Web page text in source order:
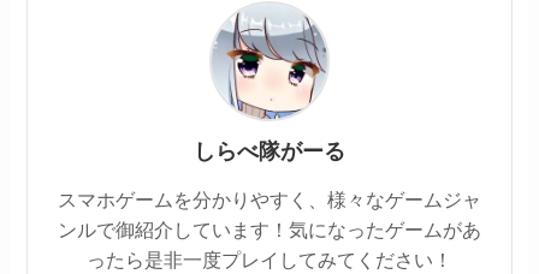
しらべ隊がーる
スマホゲームを分かりやすく、様々なゲームジャ
ンルで御紹介しています！気になったゲームがあ
ったら是非一度プレイしてみてください！